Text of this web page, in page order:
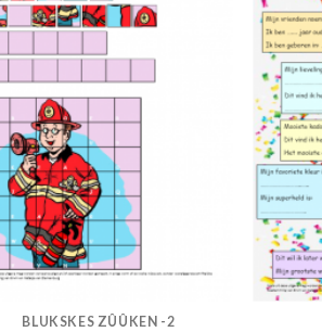
BLUKSKES ZÛÛKEN -2